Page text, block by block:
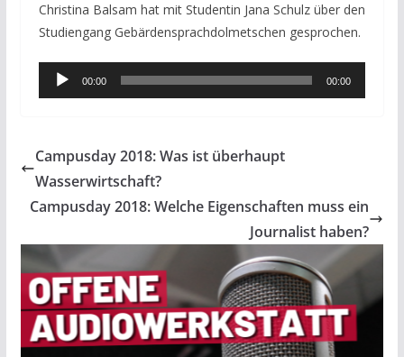
Christina Balsam hat mit Studentin Jana Schulz über den
Studiengang Gebärdensprachdolmetschen gesprochen.
Audio-
Player
00:00 00:00
Campusday 2018: Was ist überhaupt
Wasserwirtschaft?
Campusday 2018: Welche Eigenschaften muss ein
Journalist haben?